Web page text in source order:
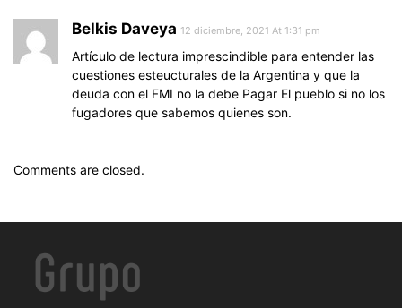
Belkis Daveya 12 diciembre, 2021 At 1:31 pm
Artículo de lectura imprescindible para entender las
cuestiones esteucturales de la Argentina y que la
deuda con el FMI no la debe Pagar El pueblo si no los
fugadores que sabemos quienes son.
Comments are closed.